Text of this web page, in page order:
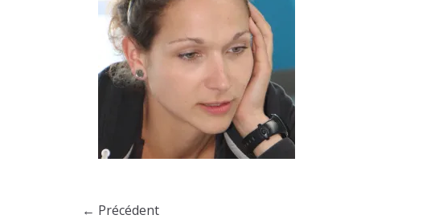
← Précédent